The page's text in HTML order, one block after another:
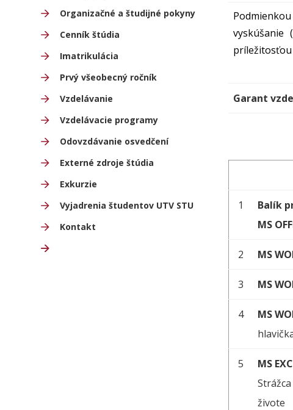
Organizačné a študijné pokyny
Cenník štúdia
Imatrikulácia
Prvý všeobecný ročník
Vzdelávanie
Vzdelávacie programy
Odovzdávanie osvedčení
Externé zdroje štúdia
Exkurzie
Vyjadrenia študentov UTV STU
Kontakt
vyskúšanie
príležitosťou
Garant
1 Balík
MS
2 MS
3 MS
4 MS
5
MS
živote